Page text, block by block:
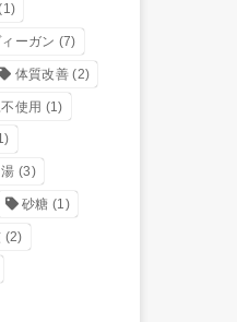
ーガン (7)
体質改善(2)
使用 (1)
(3)
砂糖 (1)
(2)